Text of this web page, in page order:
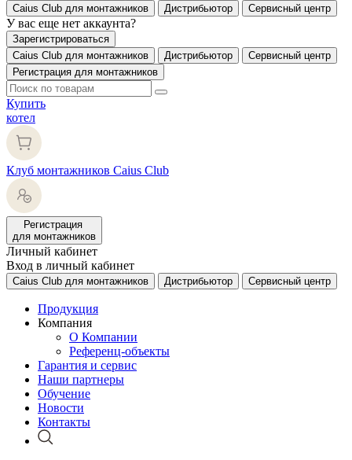
Caius Club для монтажников Дистрибьютор Сервисный центр
У вас еще нет аккаунта?
Зарегистрироваться
Caius Club для монтажников
Дистрибьютор
Сервисный центр
Регистрация для монтажников
Купить
котел
Клуб монтажников Caius Club
Регистрация
для монтажников
Личный кабинет
Вход в личный кабинет
Caius Club для монтажников Дистрибьютор Сервисный центр
Продукция
Компания
О Компании
Референц-объекты
Гарантия и сервис
Наши партнеры
Обучение
Новости
Контакты